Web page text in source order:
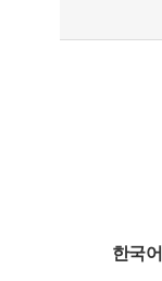
한국어